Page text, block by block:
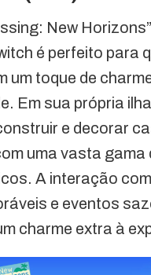
New
é perfeito para
um toque de
Em sua própria
e decorar
uma vasta gama
A interação
e eventos
charme extra à